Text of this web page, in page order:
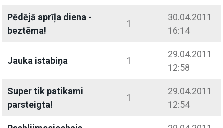
Pēdējā aprīļa diena -
beztēma!
1
30.04.2011
16:14
Jauka istabiņa 1
29.04.2011
12:58
Super tik patikami
parsteigta!
1
29.04.2011
12:54